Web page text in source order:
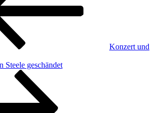
Konzert und
Steele geschändet